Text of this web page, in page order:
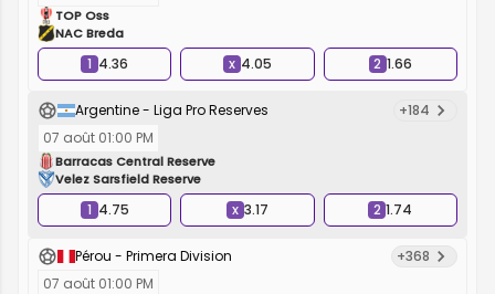
TOP Oss
NAC Breda
1 4.36 x 4.05 2 1.66
Argentine - Liga Pro Reserves
+184
07 août 01:00 PM
Barracas Central Reserve
Velez Sarsfield Reserve
1 4.75 x 3.17 2 1.74
Pérou - Primera Division
+368
07 août 01:00 PM